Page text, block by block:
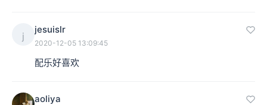
j
jesuislr
2020-12-05 13:09:45
配乐好喜欢
aoliya